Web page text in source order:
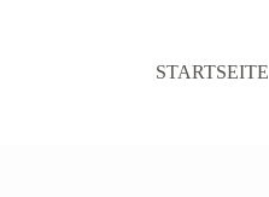
STARTSEITE